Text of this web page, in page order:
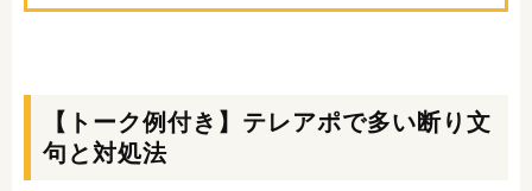
【トーク例付き】テレアポで多い断り文
句と対処法